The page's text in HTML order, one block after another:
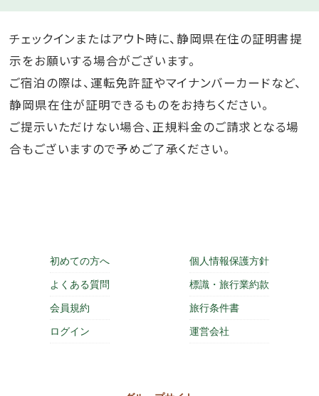
チェックインまたはアウト時に、静岡県在住の証明書提
示をお願いする場合がございます。
ご宿泊の際は、運転免許証やマイナンバーカードなど、
静岡県在住が証明できるものをお持ちください。
ご提示いただけない場合、正規料金のご請求となる場
合もございますので予めご了承ください。
初めての方へ
よくある質問
会員規約
ログイン
個人情報保護方針
標識・旅行業約款
旅行条件書
運営会社